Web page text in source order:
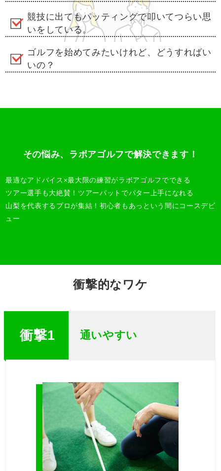
競技に出てもパッティングで叩いてつらい思
いをしている。
ゴルフを始めてみたいけれど、どうすればい
いの？
その悩み、ラボアゴルフで解決できます！
最適なアドバイス×最大限の練習がラボアゴルフでできる
ツアー選手も大絶賛！ツアーパットでパター上手になれる
山梨を代表するプロが集結！初心者もあっという間にコースデビ
ュー
衝撃的なワケ
衝撃1 通いやすい